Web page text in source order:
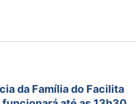
da Família do Facilita